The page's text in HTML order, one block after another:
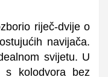
riječ-dvije o
navijača.
svijetu. U
s kolodvora bez